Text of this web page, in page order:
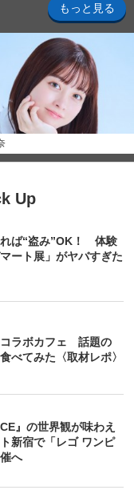
もっと見る
Up
ば“盗み”OK！ 体験
ート展」がヤバすぎた
コラボカフェ 話題の
べてみた〈取材レポ〉
』の世界観が味わえ
新宿で「レゴ ワンピ
へ